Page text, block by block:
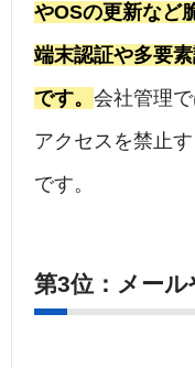
やOSの更新など
端末認証や多要
です。 会社管理
アクセスを禁止
です。
第3位：メー